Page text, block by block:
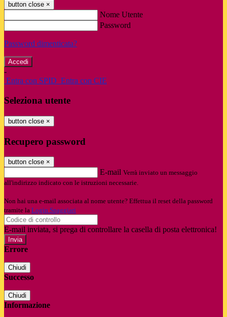
button close ×
Nome Utente
Password
Password dimenticata?
-
Entra con SPID Entra con CIE
Seleziona utente
button close ×
Recupero password
button close ×
E-mail Verrà inviato un messaggio
all'indirizzo indicato con le istruzioni necessarie.
Non hai una e-mail associata al nome utente? Effettua il reset della password
tramite la Login Spaggiari
E-mail inviata, si prega di controllare la casella di posta elettronica!
Errore
Chiudi
Successo
Chiudi
Informazione